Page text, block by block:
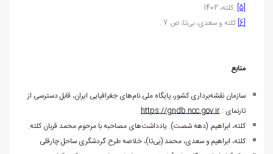
[5] .کلته، 1402
[6]
کلته و سعدی، بی‌تا، ص 7 .
منابع
سازمان نقشه‌برداری کشور، پایگاه ملی نام‌های جغرافیایی ایران، قابل دسترسی از
تارنمای :https://gndb.ncc.gov.ir
کلته، ابراهیم. (دهه شصت). یادداشت‌های مصاحبه با مرحوم محمد قربان کلته.
کلته، ابراهیم و سعدی، محمد (بی‌تا)، خلاصه طرح گردشگری ساحل چارقلی